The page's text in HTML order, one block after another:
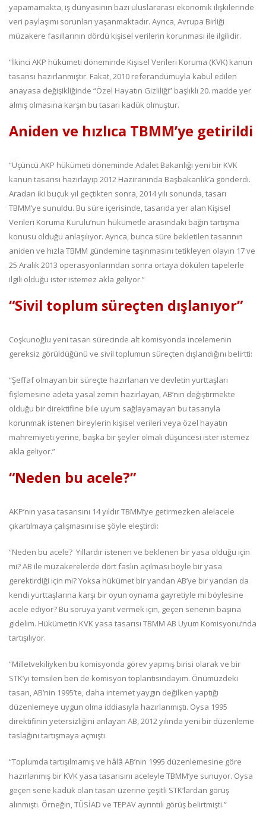
yapamamakta, iş dünyasının bazı uluslararası ekonomik ilişkilerinde
veri paylaşımı sorunları yaşanmaktadır. Ayrıca, Avrupa Birliği
müzakere fasıllarının dördü kişisel verilerin korunması ile ilgilidir.
“İkinci AKP hükümeti döneminde Kişisel Verileri Koruma (KVK) kanun
tasarısı hazırlanmıştır. Fakat, 2010 referandumuyla kabul edilen
anayasa değişikliğinde “Özel Hayatın Gizliliği” başlıklı 20. madde yer
almış olmasına karşın bu tasarı kadük olmuştur.
Aniden ve hızlıca TBMM’ye getirildi
“Üçüncü AKP hükümeti döneminde Adalet Bakanlığı yeni bir KVK
kanun tasarısı hazırlayıp 2012 Haziranında Başbakanlık’a gönderdi.
Aradan iki buçuk yıl geçtikten sonra, 2014 yılı sonunda, tasarı
TBMM’ye sunuldu. Bu süre içerisinde, tasarıda yer alan Kişisel
Verileri Koruma Kurulu’nun hükümetle arasındaki bağın tartışma
konusu olduğu anlaşılıyor. Ayrıca, bunca süre bekletilen tasarının
aniden ve hızla TBMM gündemine taşınmasını tetikleyen olayın 17 ve
25 Aralık 2013 operasyonlarından sonra ortaya dökülen tapelerle
ilgili olduğu ister istemez akla geliyor.”
“Sivil toplum süreçten dışlanıyor”
Coşkunoğlu yeni tasarı sürecinde alt komisyonda incelemenin
gereksiz görüldüğünü ve sivil toplumun süreçten dışlandığını belirtti:
“Şeffaf olmayan bir süreçte hazırlanan ve devletin yurttaşları
fişlemesine adeta yasal zemin hazırlayan, AB’nin değiştirmekte
olduğu bir direktifine bile uyum sağlayamayan bu tasarıyla
korunmak istenen bireylerin kişisel verileri veya özel hayatın
mahremiyeti yerine, başka bir şeyler olmalı düşüncesi ister istemez
akla geliyor.”
“Neden bu acele?”
AKP’nin yasa tasarısını 14 yıldır TBMM’ye getirmezken alelacele
çıkartılmaya çalışmasını ise şöyle eleştirdi:
“Neden bu acele? Yıllardır istenen ve beklenen bir yasa olduğu için
mi? AB ile müzakerelerde dört faslın açılması böyle bir yasa
gerektirdiği için mi? Yoksa hükümet bir yandan AB’ye bir yandan da
kendi yurttaşlarına karşı bir oyun oynama gayretiyle mi böylesine
acele ediyor? Bu soruya yanıt vermek için, geçen senenin başına
gidelim. Hükümetin KVK yasa tasarısı TBMM AB Uyum Komisyonu’nda
tartışılıyor.
“Milletvekiliyken bu komisyonda görev yapmış birisi olarak ve bir
STK’yi temsilen ben de komisyon toplantısındayım. Önümüzdeki
tasarı, AB’nin 1995’te, daha internet yaygın değilken yaptığı
düzenlemeye uygun olma iddiasıyla hazırlanmıştı. Oysa 1995
direktifinin yetersizliğini anlayan AB, 2012 yılında yeni bir düzenleme
taslağını tartışmaya açmıştı.
“Toplumda tartışılmamış ve hâlâ AB’nin 1995 düzenlemesine göre
hazırlanmış bir KVK yasa tasarısını aceleyle TBMM’ye sunuyor. Oysa
geçen sene kadük olan tasarı üzerine çeşitli STK’lardan görüş
alınmıştı. Örneğin, TÜSİAD ve TEPAV ayrıntılı görüş belirtmişti.”